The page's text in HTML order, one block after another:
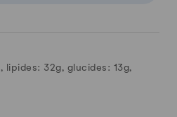
lipides: 32g, glucides: 13g,